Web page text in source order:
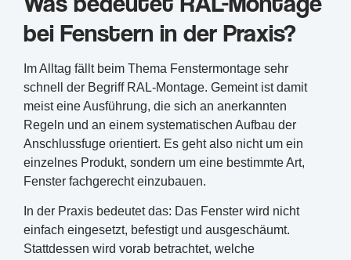
bei Fenstern in der Praxis?
Im Alltag fällt beim Thema Fenstermontage sehr
schnell der Begriff RAL-Montage. Gemeint ist damit
meist eine Ausführung, die sich an anerkannten
Regeln und an einem systematischen Aufbau der
Anschlussfuge orientiert. Es geht also nicht um ein
einzelnes Produkt, sondern um eine bestimmte Art,
Fenster fachgerecht einzubauen.
In der Praxis bedeutet das: Das Fenster wird nicht
einfach eingesetzt, befestigt und ausgeschäumt.
Stattdessen wird vorab betrachtet, welche